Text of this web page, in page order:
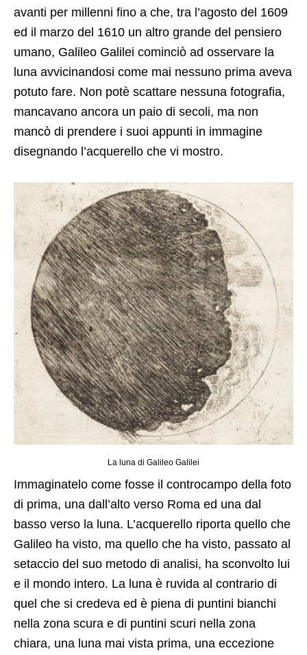
avanti per millenni fino a che, tra l’agosto del 1609
ed il marzo del 1610 un altro grande del pensiero
umano, Galileo Galilei cominciò ad osservare la
luna avvicinandosi come mai nessuno prima aveva
potuto fare. Non potè scattare nessuna fotografia,
mancavano ancora un paio di secoli, ma non
mancò di prendere i suoi appunti in immagine
disegnando l’acquerello che vi mostro.
La luna di Galileo Galilei
Immaginatelo come fosse il controcampo della foto
di prima, una dall’alto verso Roma ed una dal
basso verso la luna. L’acquerello riporta quello che
Galileo ha visto, ma quello che ha visto, passato al
setaccio del suo metodo di analisi, ha sconvolto lui
e il mondo intero. La luna è ruvida al contrario di
quel che si credeva ed è piena di puntini bianchi
nella zona scura e di puntini scuri nella zona
chiara, una luna mai vista prima, una eccezione